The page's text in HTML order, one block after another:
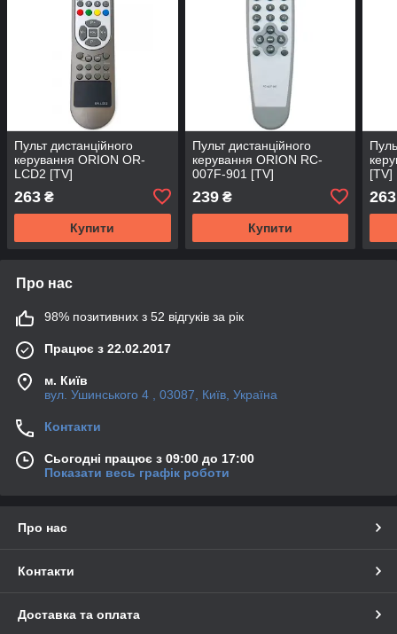
Пульт дистанційного
керування ORION OR-
LCD2 [TV]
263 ₴
Купити
Пульт дистанційного
керування ORION RC-
007F-901 [TV]
239₴
Купити
[TV]
263
Про нас
98% позитивних з 52 відгуків за рік
Працює з 22.02.2017
м. Київ
вул. Ушинського 4 , 03087, Київ, Україна
Контакти
Сьогодні працює з 09:00 до 17:00
Показати весь графік роботи
Про нас
Контакти
Доставка та оплата